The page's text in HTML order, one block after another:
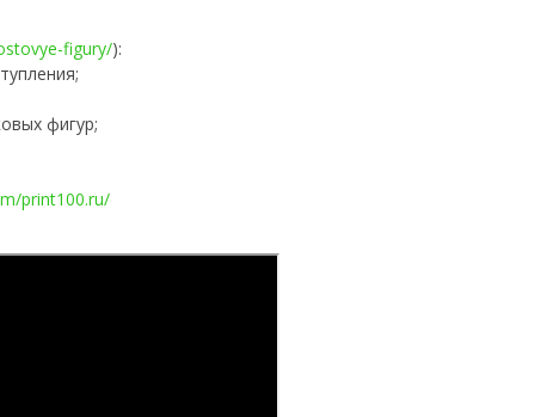
figury/):
фигур;
print100.ru/